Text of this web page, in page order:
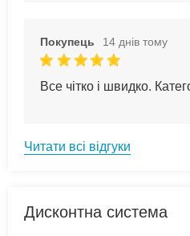
Покупець 14 днів тому
Все чітко і швидко.
Читати всі відгуки
Дисконтна система